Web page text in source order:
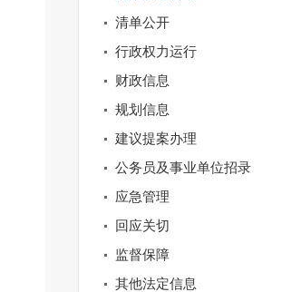
清单公开
行政权力运行
财政信息
规划信息
建议提案办理
公务员及事业单位招录
应急管理
回应关切
监督保障
其他法定信息